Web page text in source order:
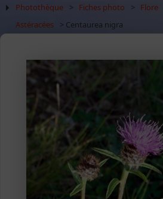
Photothèque > Fiches photo > Flore
Astéracées
> Centaurea nigra